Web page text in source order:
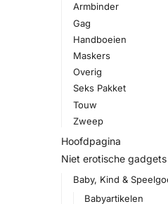
Armbinder
Gag
Handboeien
Maskers
Overig
Seks Pakket
Touw
Zweep
Hoofdpagina
Niet erotische gadgets
Baby, Kind &
Babyartikelen